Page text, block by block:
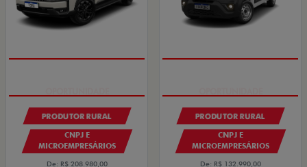
PRODUTOR RURAL
CNPJ E
MICROEMPRESÁRIOS
De: R$ 208.980,00
PRODUTOR RURAL
CNPJ E
MICROEMPRESÁRIOS
De: R$ 132.990,00